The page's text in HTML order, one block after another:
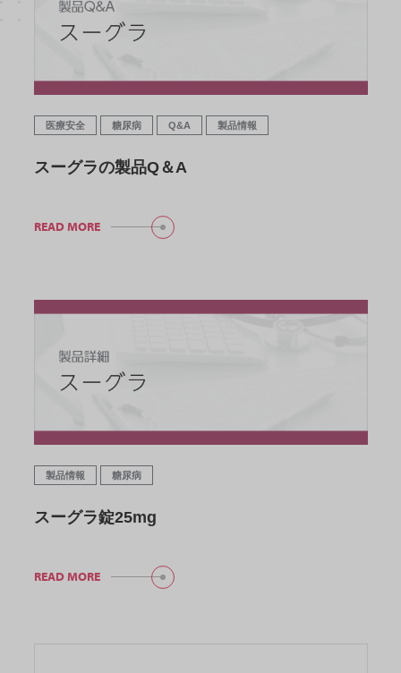
医療安全 糖尿病 Q&A 製品情報
スーグラの製品Q＆A
READ MORE
製品情報 糖尿病
スーグラ錠25mg
READ MORE